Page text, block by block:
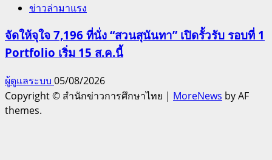
ข่าวล่ามาแรง
จัดให้จุใจ 7,196 ที่นั่ง “สวนสุนันทา” เปิดรั้วรับ รอบที่ 1
Portfolio เริ่ม 15 ส.ค.นี้
ผู้ดูแลระบบ 05/08/2026
Copyright © สำนักข่าวการศึกษาไทย | MoreNews by AF
themes.